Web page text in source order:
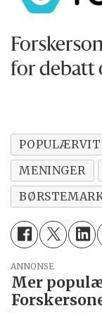
for debatt
MENINGER
ANNONSE
Mer